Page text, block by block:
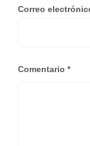
Correo
Comentario *